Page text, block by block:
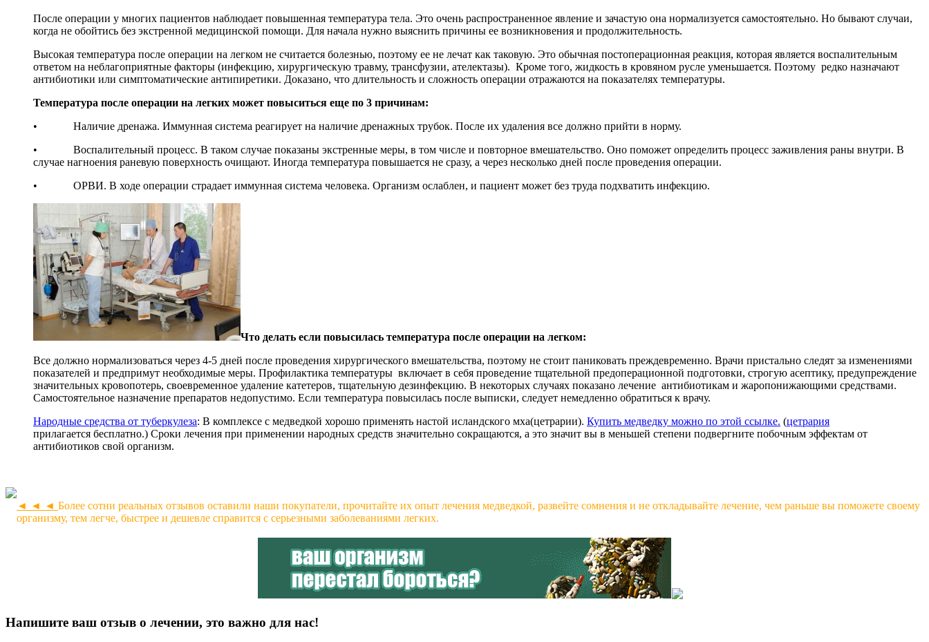
Настойка Восковой моли против
туберкулеза!
Настойка улучшает сопротивляемость клеток легких и др.
органов к туберкулезной инфекции, блокирует образование
новых очагов поражения. Ферменты восковой моли
разрушают палочку Коха, ускоряют заживление каверн и
рассасывают очаги ;
Купить 15% настойку Восковой моли тут!
ИммуноХром
Данный Экспресс-тест предназначен для быстрого выявления
антител к микобактерии туберкулеза в цельной крови или
домашних условиях.
Заказать сейчас!
Экстракт Восковой моли (пчелиная
огневка)
Экстракт – это высококонцентрированная вытяжка ферментов
личинок. Оказывает губительное действие на микобактерии
туберкулеза, разрушая их восковые защитные покрытия,
специфические ферменты способствуют рассасыванию
очаговых изменений.
Экстракт Маклюры (Адамово яблоко)
Адамово яблоко применяют при лечении множества
доброкачественных и злокачественных опухолей, суставов.
Уменьшает солевые отложения, болевые ощущения в сутавах
и повышает гибкость суставов
Желчь медведя настойкаКупить
тут(нажать)
болезни обмена веществ, облысении, панкреатите,
остеохондрозе, радикулите, подагре, ревматизме, колите,
После операции у многих пациентов наблюдает повышенная температура тела. Это очень распространенное явление и зачастую она нормализуется самостоятельно. Но бывают случаи,
когда не обойтись без экстренной медицинской помощи. Для начала нужно выяснить причины ее возникновения и продолжительность.
Высокая температура после операции на легком не считается болезнью, поэтому ее не лечат как таковую. Это обычная постоперационная реакция, которая является воспалительным
ответом на неблагоприятные факторы (инфекцию, хирургическую травму, трансфузии, ателектазы). Кроме того, жидкость в кровяном русле уменьшается. Поэтому редко назначают
антибиотики или симптоматические антипиретики. Доказано, что длительность и сложность операции отражаются на показателях температуры.
Температура после операции на легких может повыситься еще по 3 причинам:
• Наличие дренажа. Иммунная система реагирует на наличие дренажных трубок. После их удаления все должно прийти в норму.
• Воспалительный процесс. В таком случае показаны экстренные меры, в том числе и повторное вмешательство. Оно поможет определить процесс заживления раны внутри. В
случае нагноения раневую поверхность очищают. Иногда температура повышается не сразу, а через несколько дней после проведения операции.
• ОРВИ. В ходе операции страдает иммунная система человека. Организм ослаблен, и пациент может без труда подхватить инфекцию.
Что делать если повысилась температура после операции на легком:
Все должно нормализоваться через 4-5 дней после проведения хирургического вмешательства, поэтому не стоит паниковать преждевременно. Врачи пристально следят за изменениями
показателей и предпримут необходимые меры. Профилактика температуры включает в себя проведение тщательной предоперационной подготовки, строгую асептику, предупреждение
значительных кровопотерь, своевременное удаление катетеров, тщательную дезинфекцию. В некоторых случаях показано лечение антибиотикам и жаропонижающими средствами.
Самостоятельное назначение препаратов недопустимо. Если температура повысилась после выписки, следует немедленно обратиться к врачу.
Народные средства от туберкулеза: В комплексе с медведкой хорошо применять настой исландского мха(цетрарии). Купить медведку можно по этой ссылке. (цетрария
прилагается бесплатно.) Сроки лечения при применении народных средств значительно сокращаются, а это значит вы в меньшей степени подвергните побочным эффектам от
антибиотиков свой организм.
◄ ◄ ◄ Более сотни реальных отзывов оставили наши покупатели, прочитайте их опыт лечения медведкой, развейте сомнения и не откладывайте лечение, чем раньше вы поможете своему
организму, тем легче, быстрее и дешевле справится с серьезными заболеваниями легких.
Напишите ваш отзыв о лечении, это важно для нас!